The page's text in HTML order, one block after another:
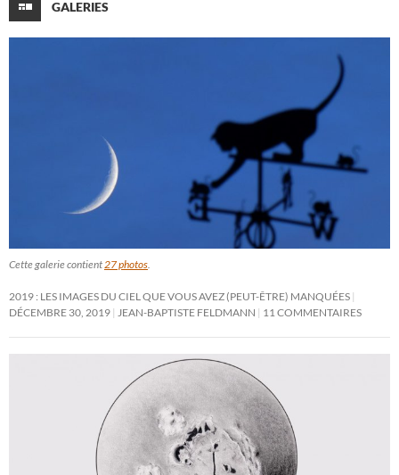
GALERIES
Cette galerie contient 27 photos
2019 : LES IMAGES DU CIEL QUE VOUS AVEZ (PEUT-ÊTRE) MANQUÉES
DÉCEMBRE 30, 2019
JEAN-BAPTISTE FELDMANN 11 COMMENTAIRES